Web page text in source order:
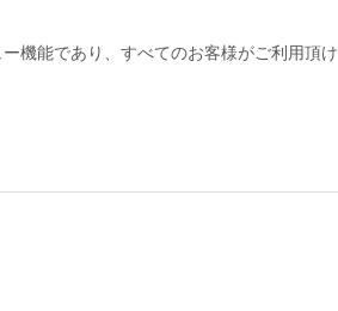
機能であり、すべてのお客様がご利用頂け